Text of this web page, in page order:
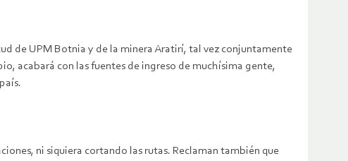
de UPM Botnia y de la minera Aratirí, tal vez conjuntamente
acabará con las fuentes de ingreso de muchísima gente,
ni siquiera cortando las rutas. Reclaman también que